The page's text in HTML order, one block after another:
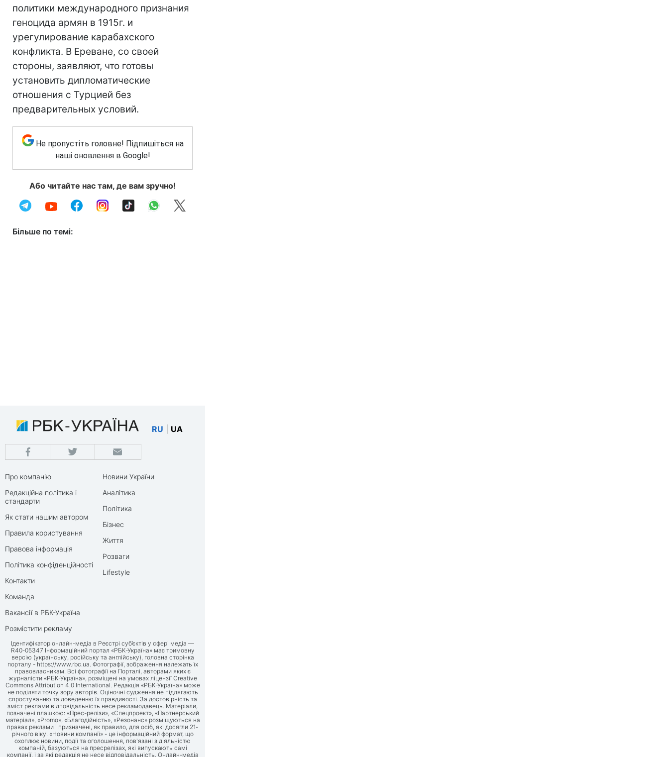
политики международного признания
геноцида армян в 1915г. и
урегулирование карабахского
конфликта. В Ереване, со своей
стороны, заявляют, что готовы
установить дипломатические
отношения с Турцией без
предварительных условий.
Не пропустіть головне! Підпишіться на
наші оновлення в Google!
Або читайте нас там, де вам зручно!
Більше по темі:
RU UA
Про компанію
Редакційна політика і
стандарти
Як стати нашим автором
Правила користування
Правова інформація
Політика конфіденційності
Контакти
Команда
Вакансії в РБК-Україна
Розмістити рекламу
Новини України
Аналітика
Політика
Бізнес
Життя
Розваги
Lifestyle
Ідентифікатор онлайн-медіа в Реєстрі суб’єктів у сфері медіа —
R40-05347 Інформаційний портал «РБК-Україна» має тримовну
версію (українську, російську та англійську), головна сторінка
порталу - https://www.rbc.ua. Фотографії, зображення належать їх
правовласникам. Всі фотографії на Порталі, авторами яких є
журналісти «РБК-Україна», розміщені на умовах ліцензії Creative
Commons Attribution 4.0 International. Редакція «РБК-Україна» може
не поділяти точку зору авторів. Оціночні судження не підлягають
спростуванню та доведенню їх правдивості. За достовірність та
зміст реклами відповідальність несе рекламодавець. Матеріали,
позначені плашкою: «Прес-релізи», «Спецпроект», «Партнерський
матеріал», «Promo», «Благодійність», «Резонанс» розміщуються на
правах реклами і призначені, як правило, для осіб, які досягли 21-
річного віку. «Новини компанії» - це інформаційний формат, що
охоплює новини, події та оголошення, пов'язані з діяльністю
компаній, базуються на пресрелізах, які випускають самі
компанії, і за які редакція не несе відповідальність. Онлайн-медіа